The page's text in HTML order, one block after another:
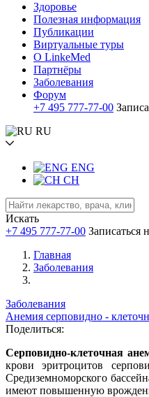
Здоровье
Полезная информация
Публикации
Виртуальные туры
О LinkeMed
Партнёры
Заболевания
Форум
+7 495 777-77-00
RU
ENG
CH
Искать
+7 495 777-77-00 Записаться
Главная
Заболевания
Заболевания
Анемия серповидно -
Поделиться:
Серповидно-клеточная
крови эритроцитов
Средиземноморского
имеют повышенную